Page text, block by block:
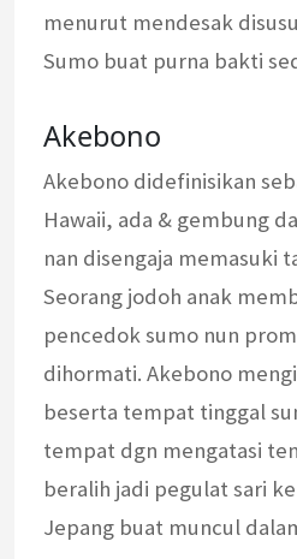
menurut mendesak
Sumo buat purna bakti
Akebono
Akebono didefinisikan
Hawaii, ada & gembung
nan disengaja memasuki
Seorang jodoh anak
pencedok sumo nun
dihormati. Akebono
beserta tempat tinggal
tempat dgn mengatasi
beralih jadi pegulat sari
Jepang buat muncul